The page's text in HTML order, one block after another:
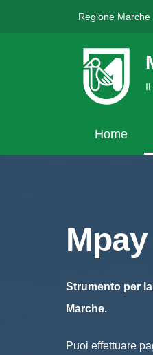
Regione Marche
Il
Home
Strumento per
Marche.
Puoi effettuare